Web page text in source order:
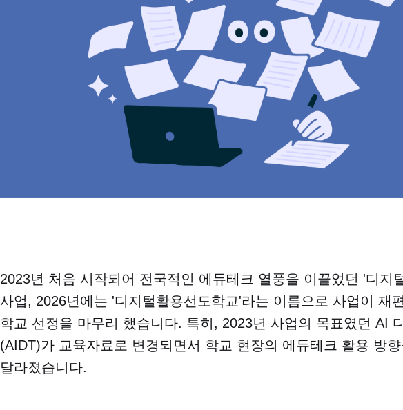
2023년 처음 시작되어 전국적인 에듀테크 열풍을 이끌었던 '디지
사업, 2026년에는 '디지털활용선도학교'라는 이름으로 사업이 재
학교 선정을 마무리 했습니다. 특히, 2023년 사업의 목표였던 AI
(AIDT)가 교육자료로 변경되면서 학교 현장의 에듀테크 활용 방향
달라졌습니다.